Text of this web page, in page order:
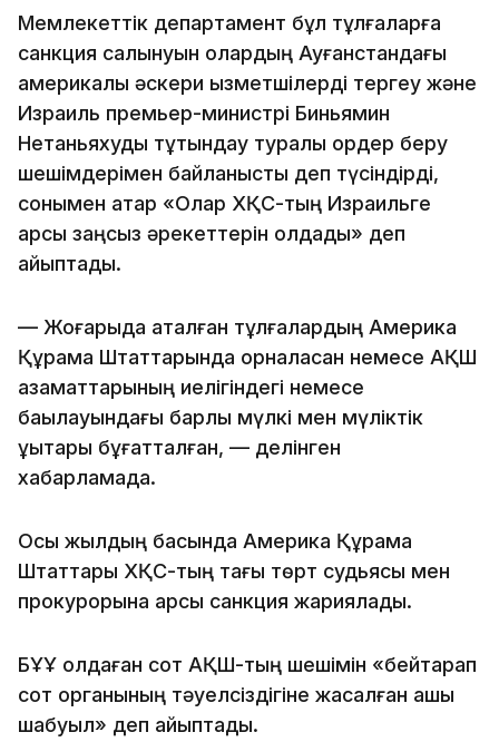
Мемлекеттік департамент бұл тұлғаларға
санкция салынуын олардың Ауғанстандағы
америкалық әскери қызметшілерді тергеу және
Израиль премьер-министрі Биньямин
Нетаньяхуды тұтқындау туралы ордер беру
шешімдерімен байланысты деп түсіндірді,
сонымен қатар «Олар ХҚС-тың Израильге
қарсы заңсыз әрекеттерін қолдады» деп
айыптады.
— Жоғарыда аталған тұлғалардың Америка
Құрама Штаттарында орналасқан немесе АҚШ
азаматтарының иелігіндегі немесе
бақылауындағы барлық мүлкі мен мүліктік
құқықтары бұғатталған, — делінген
хабарламада.
Осы жылдың басында Америка Құрама
Штаттары ХҚС-тың тағы төрт судьясы мен
прокурорына қарсы санкция жариялады.
БҰҰ қолдаған сот АҚШ-тың шешімін «бейтарап
сот органының тәуелсіздігіне жасалған ашық
шабуыл» деп айыптады.